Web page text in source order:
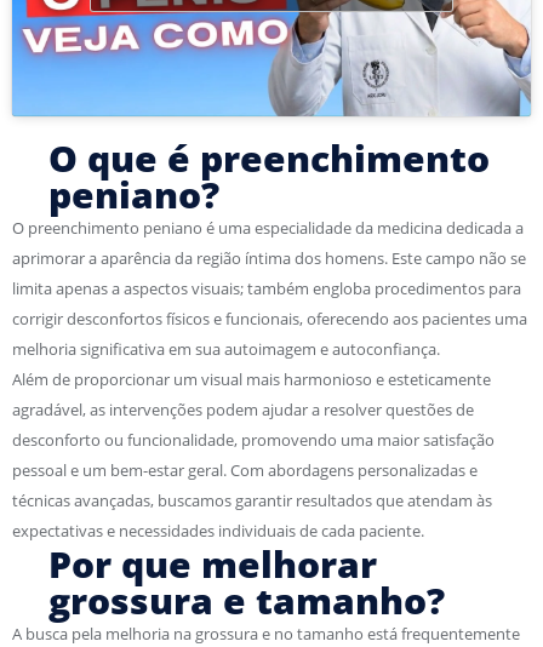
O que é preenchimento
peniano?
O preenchimento peniano é uma especialidade da medicina dedicada a
aprimorar a aparência da região íntima dos homens. Este campo não se
limita apenas a aspectos visuais; também engloba procedimentos para
corrigir desconfortos físicos e funcionais, oferecendo aos pacientes uma
melhoria significativa em sua autoimagem e autoconfiança.
Além de proporcionar um visual mais harmonioso e esteticamente
agradável, as intervenções podem ajudar a resolver questões de
desconforto ou funcionalidade, promovendo uma maior satisfação
pessoal e um bem-estar geral. Com abordagens personalizadas e
técnicas avançadas, buscamos garantir resultados que atendam às
expectativas e necessidades individuais de cada paciente.
Por que melhorar
grossura e tamanho?
A busca pela melhoria na grossura e no tamanho está frequentemente